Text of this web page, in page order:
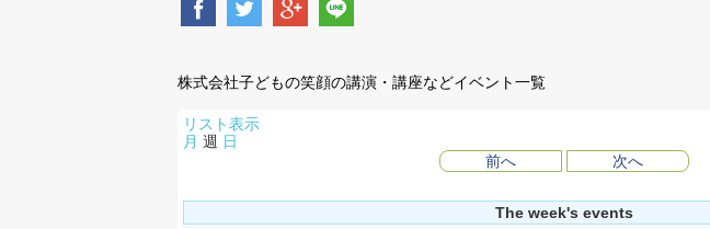
株式会社子どもの笑顔の講演・講座などイベント一覧
リスト表示
月 週 日
前へ
次へ
The week's events